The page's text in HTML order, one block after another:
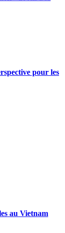
pour les
au Vietnam